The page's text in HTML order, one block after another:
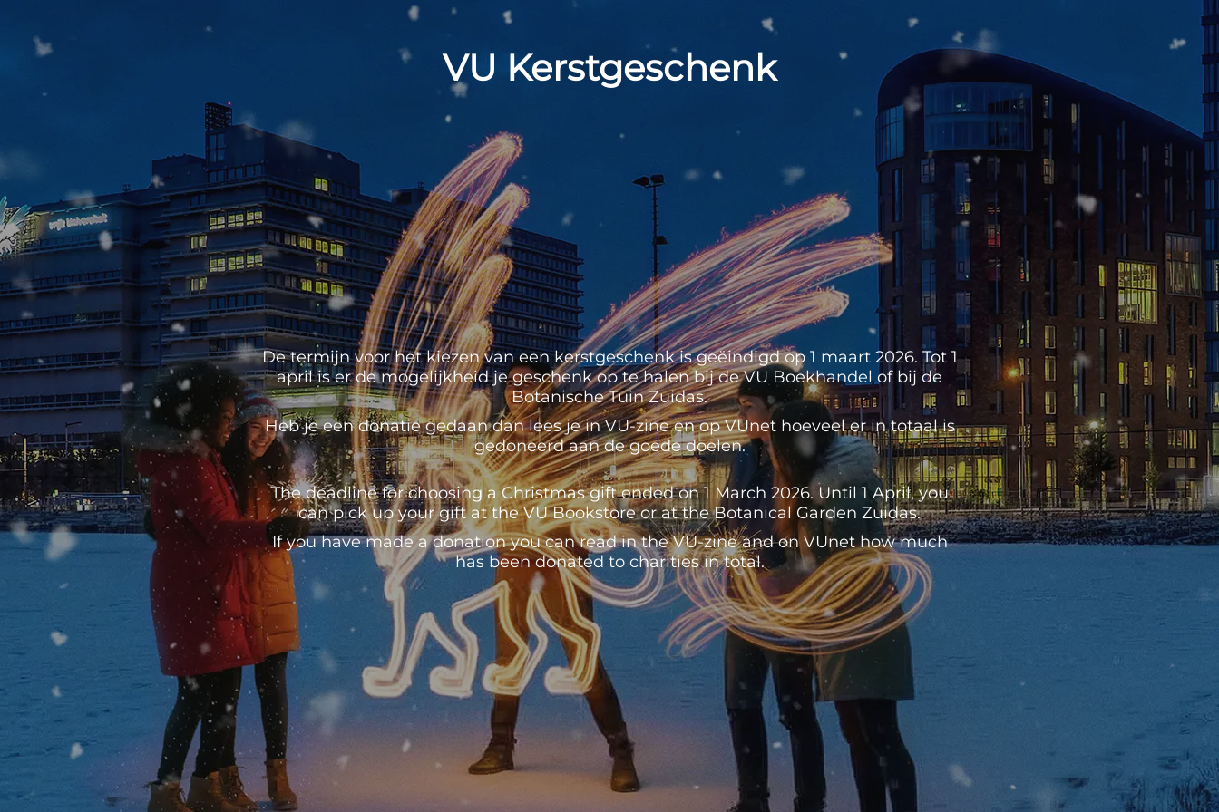
VU Kerstgeschenk
De termijn voor het kiezen van een kerstgeschenk is geëindigd op 1 maart 2026. Tot 1
april is er de mogelijkheid je geschenk op te halen bij de VU Boekhandel of bij de
Botanische Tuin Zuidas.
Heb je een donatie gedaan dan lees je in VU-zine en op VUnet hoeveel er in totaal is
gedoneerd aan de goede doelen.
The deadline for choosing a Christmas gift ended on 1 March 2026. Until 1 April, you
can pick up your gift at the VU Bookstore or at the Botanical Garden Zuidas.
If you have made a donation you can read in the VU-zine and on VUnet how much
has been donated to charities in total.